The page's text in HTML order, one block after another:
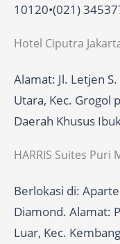
10120•(021)
Hotel Ciputra
Alamat: Jl. Letjen
Utara, Kec. Grogol
Daerah Khusus
HARRIS Suites Puri
Berlokasi di:
Diamond. Alamat:
Luar, Kec.